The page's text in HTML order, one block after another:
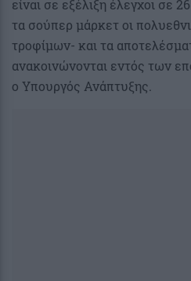
είναι σε εξέλιξη έλεγχοι σε
τα σούπερ μάρκετ οι
τροφίμων- και τα
ανακοινώνονται εντός των
ο Υπουργός Ανάπτυξης.